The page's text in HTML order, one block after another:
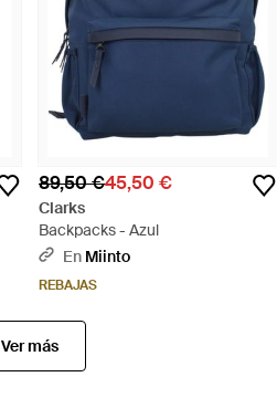
89,50 €45,50 €
Clarks
Backpacks - Azul
En Miinto
REBAJAS
Ver más